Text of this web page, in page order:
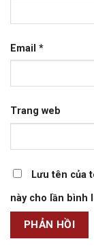
Email *
Trang web
Lưu tên của
này cho lần bình